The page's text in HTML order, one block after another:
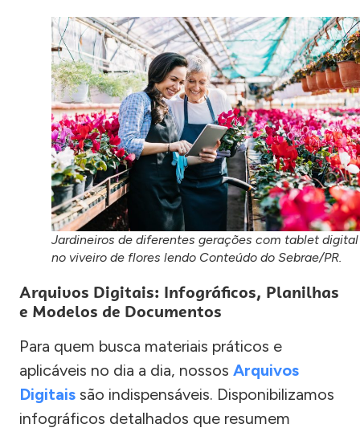
Jardineiros de diferentes gerações com tablet digital
no viveiro de flores lendo Conteúdo do Sebrae/PR.
Arquivos Digitais: Infográficos, Planilhas
e Modelos de Documentos
Para quem busca materiais práticos e
aplicáveis no dia a dia, nossos Arquivos
Digitais são indispensáveis. Disponibilizamos
infográficos detalhados que resumem